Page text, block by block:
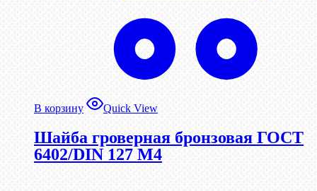
В корзину Quick View
Шайба гроверная бронзовая ГОСТ
6402/DIN 127 М4